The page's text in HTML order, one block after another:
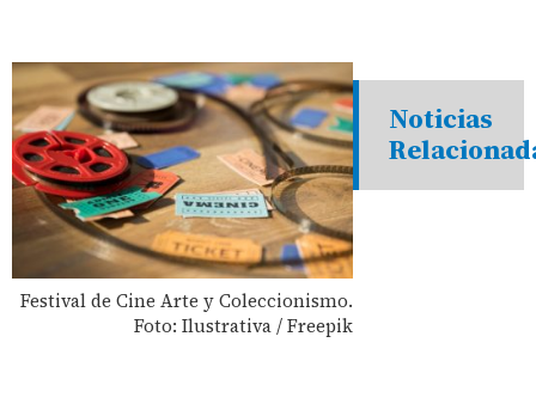
Festival de Cine Arte y Coleccionismo.
Foto: Ilustrativa / Freepik
Noticias